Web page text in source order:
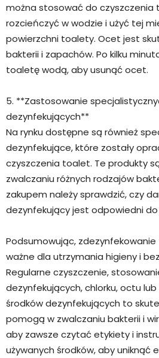
można stosować do czyszczenia
rozcieńczyć w wodzie i użyć tej
powierzchni toalety. Ocet jest
bakterii i zapachów. Po kilku
toaletę wodą, aby usunąć ocet.
5. **Zastosowanie
dezynfekujących**
Na rynku dostępne są również
dezynfekujące, które zostały
czyszczenia toalet. Te produkty
zwalczaniu różnych rodzajów
zakupem należy sprawdzić, czy
dezynfekujący jest odpowiedni
Podsumowując,
ważne dla utrzymania higieny i
Regularne czyszczenie,
dezynfekujących, chlorku, octu
środków dezynfekujących to
pomogą w zwalczaniu bakterii i
aby zawsze czytać etykiety i
używanych środków, aby uniknąć